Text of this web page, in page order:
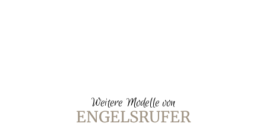
Weitere Modelle von
ENGELSRUFER